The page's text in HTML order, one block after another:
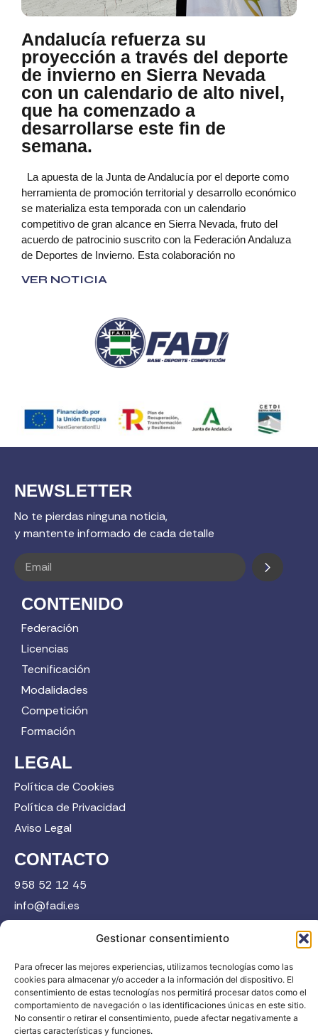
Gestionar consentimiento
Para ofrecer las mejores experiencias, utilizamos tecnologías como las
cookies para almacenar y/o acceder a la información del dispositivo. El
consentimiento de estas tecnologías nos permitirá procesar datos como el
comportamiento de navegación o las identificaciones únicas en este sitio.
No consentir o retirar el consentimiento, puede afectar negativamente a
ciertas características y funciones.
Andalucía refuerza su
proyección a través del deporte
de invierno en Sierra Nevada
con un calendario de alto nivel,
que ha comenzado a
desarrollarse este fin de
semana.
La apuesta de la Junta de Andalucía por el deporte como
herramienta de promoción territorial y desarrollo económico
se materializa esta temporada con un calendario
competitivo de gran alcance en Sierra Nevada, fruto del
acuerdo de patrocinio suscrito con la Federación Andaluza
de Deportes de Invierno. Esta colaboración no
VER NOTICIA
NEWSLETTER
No te pierdas ninguna noticia,
y mantente informado de cada detalle
CONTENIDO
Federación
Licencias
Tecnificación
Modalidades
Competición
Formación
LEGAL
Política de Cookies
Política de Privacidad
Aviso Legal
CONTACTO
958 52 12 45
info@fadi.es
Contacta